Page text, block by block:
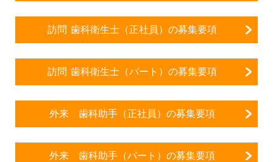
訪問 歯科衛生士（正社員）の募集要項
訪問 歯科衛生士（パート）の募集要項
外来 歯科助手（正社員）の募集要項
外来 歯科助手（パート）の募集要項